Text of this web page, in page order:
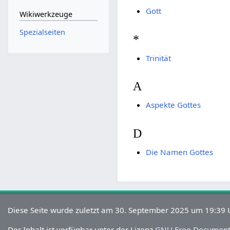
Gott
*
Trinität
A
Aspekte Gottes
D
Die Namen Gottes
Wikiwerkzeuge
Spezialseiten
Diese Seite wurde zuletzt am 30. September 2025 um 19:39